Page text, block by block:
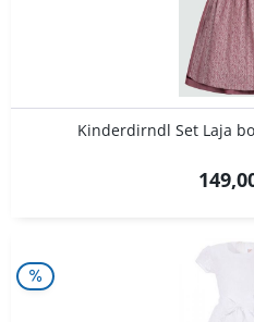
Kinderdirndl Set Laja